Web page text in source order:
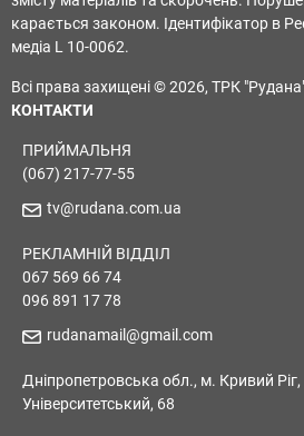
карається законом. Ідентифікатор в
медіа L 10-0062.
Всі права захищені © 2026, ТРК
КОНТАКТИ
ПРИЙМАЛЬНЯ
(067) 217-77-55
tv@rudana.com.ua
РЕКЛАМНІЙ ВІДДІЛ
067 569 66 74
096 891 17 78
rudanamail@gmail.com
Дніпропетровська обл., м. Кривий
Університетський, 68